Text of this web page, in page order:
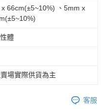
66cm(±5~10%) 、5mm x
體
場實際供貨為主
客服